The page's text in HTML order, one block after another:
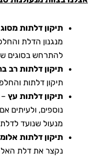
תיקון דלתות
מנגנון הדלת
להתרחש בסוגים
תיקון דלתות רב
תיקון דלתות
תיקון דלתות עץ
נוספים, ולעיתים
מנעול שנועד לדלת,מסוגים 101, אלום צר,
תיקון דלתות
נקצר את דלת